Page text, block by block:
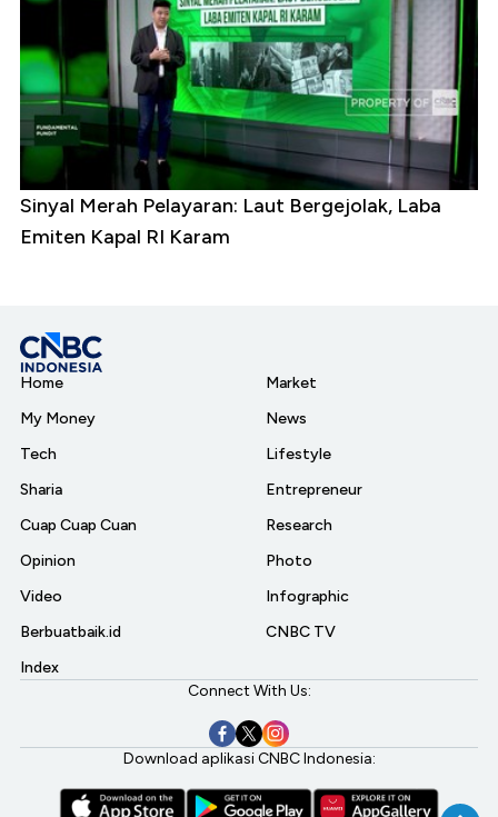
Sinyal Merah Pelayaran: Laut Bergejolak, Laba
Emiten Kapal RI Karam
Home
My Money
Tech
Sharia
Cuap Cuap Cuan
Opinion
Video
Berbuatbaik.id
Index
Market
News
Lifestyle
Entrepreneur
Research
Photo
Infographic
CNBC TV
Connect With Us:
Download aplikasi CNBC Indonesia: